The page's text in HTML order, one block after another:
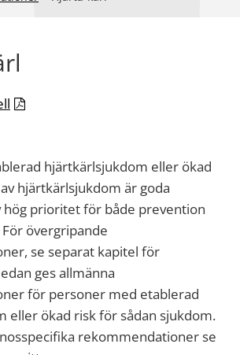
hjärtkärlsjukdom eller ökad
hjärtkärlsjukdom är goda
hög prioritet för både prevention
övergripande
se separat kapitel för
ges allmänna
för personer med etablerad
eller ökad risk för sådan sjukdom.
rekommendationer se